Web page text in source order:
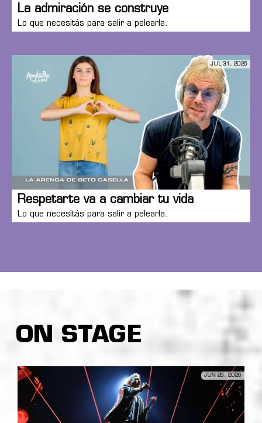
La admiración se construye
Lo que necesitás para salir a pelearla.
JUL 31, 2026
Respetarte va a cambiar tu vida
Lo que necesitás para salir a pelearla.
ON STAGE
JUN 26, 2026